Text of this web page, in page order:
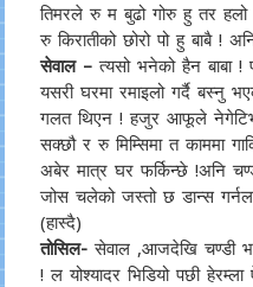
तिमरले रु म बुढो गोरु हु तर हलो
रु किरातीको छोरो पो हु बाबै !
सेवाल –त्यसो भनेको हैन बाबा
यसरी घरमा रमाइलो गर्दै बस्नु
गलत थिएन ! हजुर आफूले
सक्छौ र रु मिम्सिमा त काममा
अबेर मात्र घर फर्किन्छे !अनि
जोस चलेको जस्तो छ डान्स
(हास्दै)
तोसिल-सेवाल ,आजदेखि चण्डी
! ल योश्यादर भिडियो पछी